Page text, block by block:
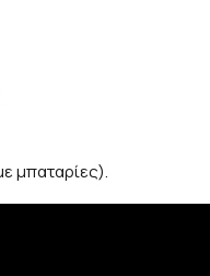
μπαταρίες).